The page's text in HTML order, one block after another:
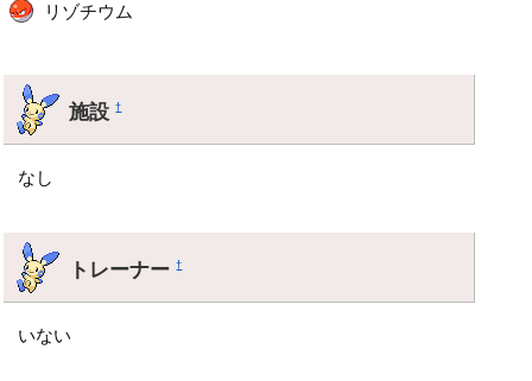
リゾチウム
施設†
なし
トレーナー†
いない